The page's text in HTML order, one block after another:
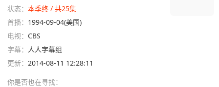
状态： 本季终 / 共25集
首播： 1994-09-04(美国)
电视： CBS
字幕： 人人字幕组
更新： 2014-08-11 12:28:11
你是否也在寻找：